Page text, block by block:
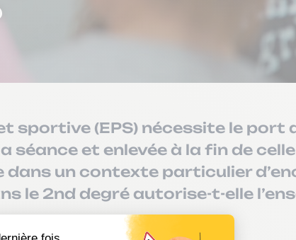
sportive (EPS) nécessite le port
et enlevée à la fin de
dans un contexte particulier
le 2nd degré autorise-t-elle